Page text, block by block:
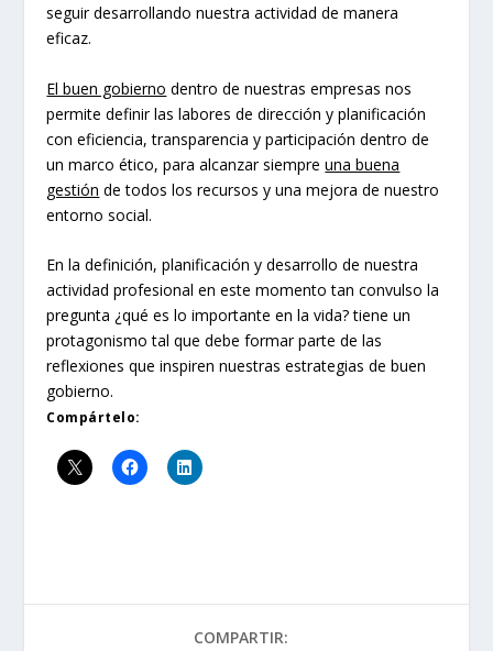
seguir desarrollando nuestra actividad de manera
eficaz.
El buen gobierno dentro de nuestras empresas nos
permite definir las labores de dirección y planificación
con eficiencia, transparencia y participación dentro de
un marco ético, para alcanzar siempreuna buena
gestión de todos los recursos y una mejora de nuestro
entorno social.
En la definición, planificación y desarrollo de nuestra
actividad profesional en este momento tan convulso la
pregunta ¿qué es lo importante en la vida? tiene un
protagonismo tal que debe formar parte de las
reflexiones que inspiren nuestras estrategias de buen
gobierno.
Compártelo:
COMPARTIR: